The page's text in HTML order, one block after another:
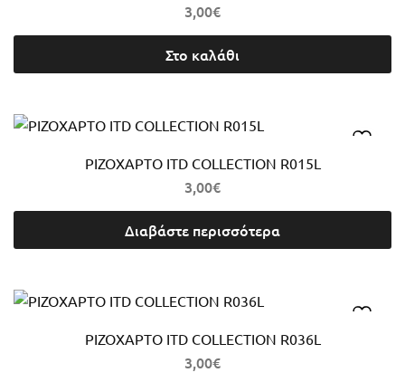
3,00€
Στο καλάθι
ΡΙΖΟΧΑΡΤΟ ITD COLLECTION R015L
3,00€
Διαβάστε περισσότερα
ΡΙΖΟΧΑΡΤΟ ITD COLLECTION R036L
3,00€